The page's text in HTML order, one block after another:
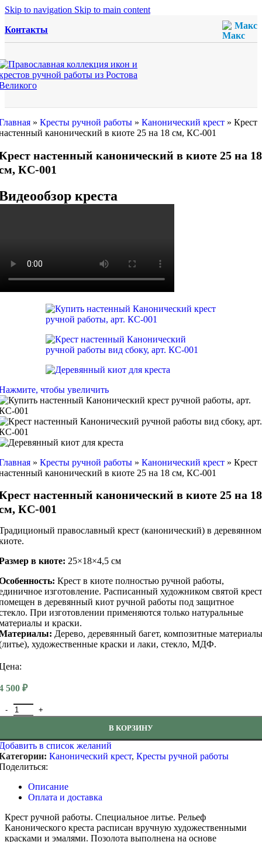
Skip to navigation Skip to main content
Контакты
Макс
» Кресты ручной работы » Канонический крест » Крест
канонический в киоте 25 на 18 см, КС-001
настенный канонический в киоте 25 на 18
КС-001
креста
чтобы увеличить
» Кресты ручной работы » Канонический крест » Крест
канонический в киоте 25 на 18 см, КС-001
настенный канонический в киоте 25 на 18
КС-001
православный крест (канонический) в деревянном
в киоте: 25×18×4,5 см
Крест в киоте полностью ручной работы,
изготовление. Расписанный художником святой крест
в деревянный киот ручной работы под защитное
При изготовлении применяются только натуральные
и краски.
Дерево, деревянный багет, композитные материалы
художественные краски и лаки, стекло, МДФ.
500 ₽
товара Крест настенный канонический в киоте 25
В КОРЗИНУ
в список желаний
Канонический крест, Кресты ручной работы
Описание
Оплата и доставка
Крест ручной работы. Специальное литье. Рельеф
Канонического креста расписан вручную художественными
красками и эмалями. Позолота выполнена на основе